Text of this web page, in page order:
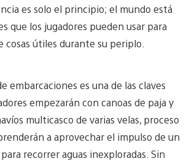
es solo el principio; el mundo está
que los jugadores pueden usar para
útiles durante su periplo.
embarcaciones es una de las claves
empezarán con canoas de paja y
multicasco de varias velas, proceso
a aprovechar el impulso de un
recorrer aguas inexploradas. Sin